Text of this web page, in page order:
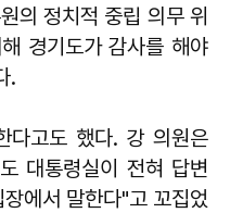
의 정치적 중립 의무 위
경기도가 감사를 해야
.
다고도 했다. 강 의원은
대통령실이 전혀 답변
에서 말한다"고 꼬집었